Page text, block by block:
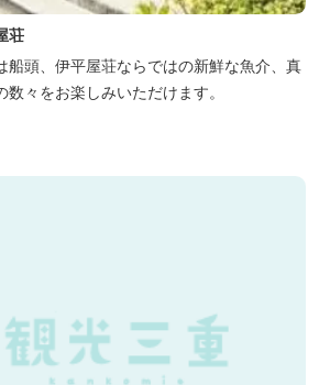
荘
船頭、伊平屋荘ならではの新鮮な魚介、真
々をお楽しみいただけます。